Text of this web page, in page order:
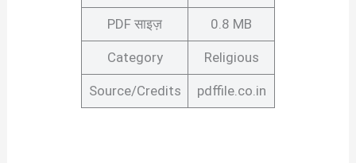
PDF साइज़ 0.8 MB
Category Religious
Source/Credits pdffile.co.in